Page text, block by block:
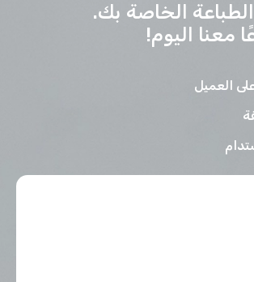
الخاصة بك.
معنا اليوم!
العميل